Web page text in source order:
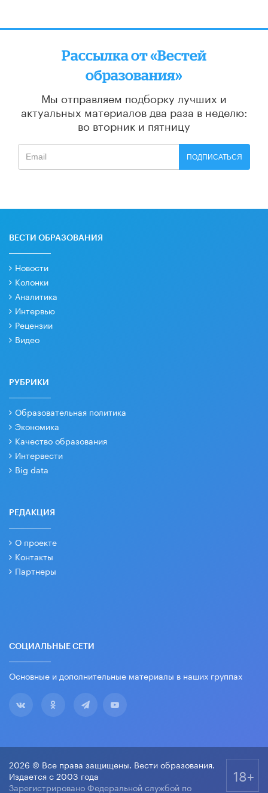
Рассылка от «Вестей
образования»
Мы отправляем подборку лучших и
актуальных материалов два раза в неделю:
во вторник и пятницу
ПОДПИСАТЬСЯ
ВЕСТИ ОБРАЗОВАНИЯ
Новости
Колонки
Аналитика
Интервью
Рецензии
Видео
РУБРИКИ
Образовательная политика
Экономика
Качество образования
Интервести
Big data
РЕДАКЦИЯ
О проекте
Контакты
Партнеры
СОЦИАЛЬНЫЕ СЕТИ
Основные и дополнительные материалы в наших группах
2026 © Все права защищены. Вести образования.
Издается с 2003 года
Зарегистрировано Федеральной службой по
18+